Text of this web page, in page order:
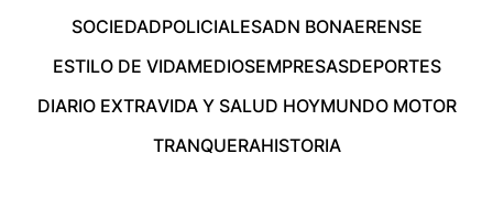
SOCIEDADPOLICIALESADN BONAERENSE
ESTILO DE VIDAMEDIOSEMPRESASDEPORTES
DIARIO EXTRAVIDA Y SALUD HOYMUNDO MOTOR
TRANQUERAHISTORIA